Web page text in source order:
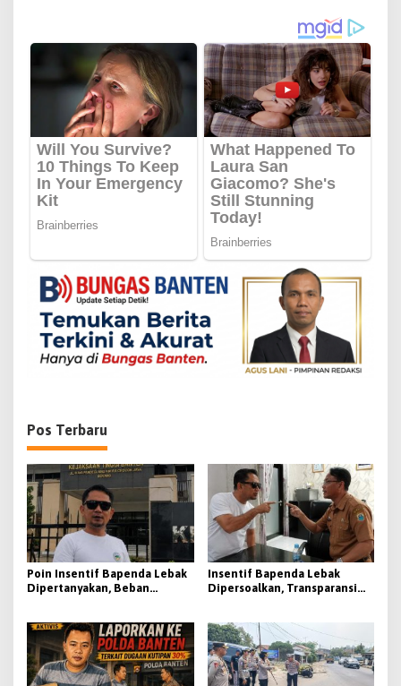
a
s
i
p
o
s
Pos Terbaru
Poin Insentif Bapenda Lebak
Dipertanyakan, Beban
dengan Besaran yang
Diterima
Insentif Bapenda Lebak
Dipersoalkan, Transparansi